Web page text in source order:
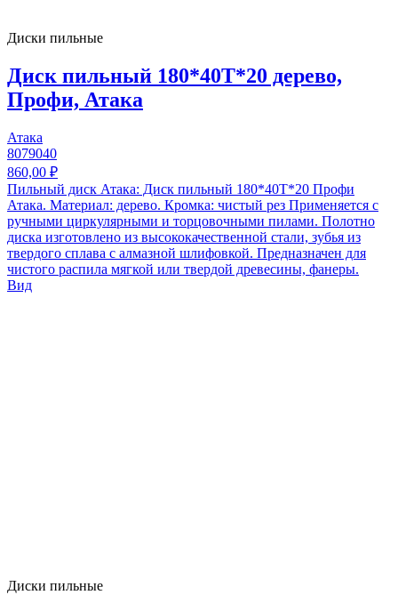
Диски пильные
Диск пильный 180*40T*20 дерево,
Профи, Атака
Атака
8079040
860,00 ₽
Пильный диск Атака: Диск пильный 180*40T*20 Профи
Атака. Материал: дерево. Кромка: чистый рез Применяется с
ручными циркулярными и торцовочными пилами. Полотно
диска изготовлено из высококачественной стали, зубья из
твердого сплава с алмазной шлифовкой. Предназначен для
чистого распила мягкой или твердой древесины, фанеры.
Вид
Диски пильные